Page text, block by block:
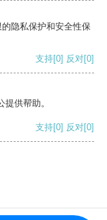
隐私保护和安全性保
支持[0] 反对[0]
供帮助。
支持[0] 反对[0]